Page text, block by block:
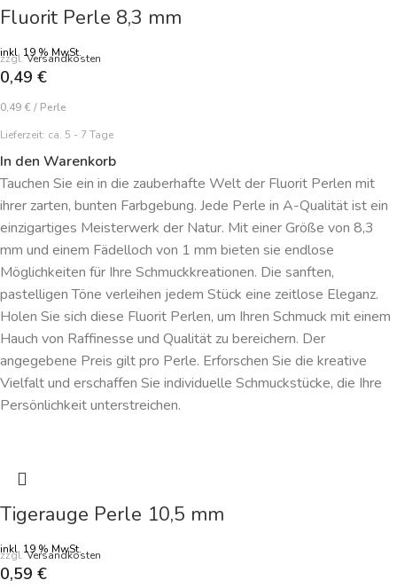
Fluorit Perle 8,3 mm
inkl. 19 % MwSt.
zzgl.Versandkosten
0,49 €
0,49 € / Perle
Lieferzeit: ca. 5 - 7 Tage
In den Warenkorb
Tauchen Sie ein in die zauberhafte Welt der Fluorit Perlen mit
ihrer zarten, bunten Farbgebung. Jede Perle in A-Qualität ist ein
einzigartiges Meisterwerk der Natur. Mit einer Größe von 8,3
mm und einem Fädelloch von 1 mm bieten sie endlose
Möglichkeiten für Ihre Schmuckkreationen. Die sanften,
pastelligen Töne verleihen jedem Stück eine zeitlose Eleganz.
Holen Sie sich diese Fluorit Perlen, um Ihren Schmuck mit einem
Hauch von Raffinesse und Qualität zu bereichern. Der
angegebene Preis gilt pro Perle. Erforschen Sie die kreative
Vielfalt und erschaffen Sie individuelle Schmuckstücke, die Ihre
Persönlichkeit unterstreichen.
Tigerauge Perle 10,5 mm
inkl. 19 % MwSt.
zzgl.Versandkosten
0,59 €